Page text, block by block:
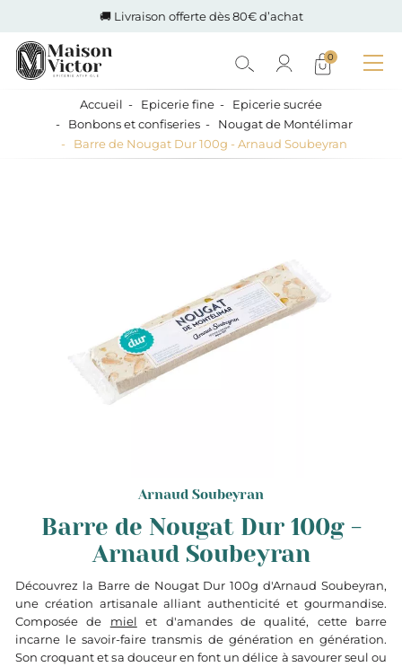
🚚 Livraison offerte dès 80€ d’achat
0
Accueil Epicerie fine
Epicerie sucrée
Bonbons et confiseries
Nougat de Montélimar
Barre de Nougat Dur 100g - Arnaud Soubeyran
Arnaud Soubeyran
Barre de Nougat Dur 100g -
Arnaud Soubeyran
Découvrez la Barre de Nougat Dur 100g d'Arnaud Soubeyran,
une création artisanale alliant authenticité et gourmandise.
Composée de miel et d'amandes de qualité, cette barre
incarne le savoir-faire transmis de génération en génération.
Son croquant et sa douceur en font un délice à savourer seul ou